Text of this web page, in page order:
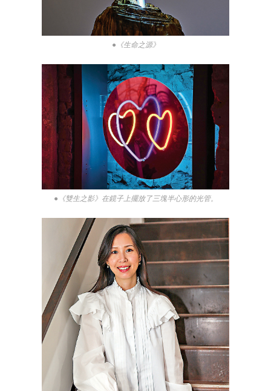
●《生命之源》
●《雙生之影》在鏡子上擺放了三塊半心形的光管。